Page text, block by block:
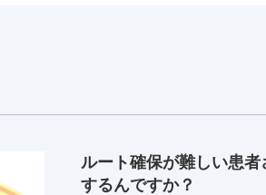
ルート確保が難しい患
するんですか？